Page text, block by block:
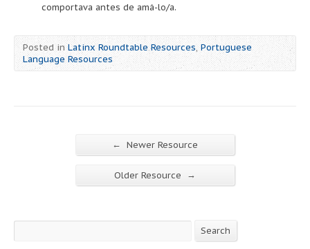
comportava antes de amá-lo/a.
Posted inLatinx Roundtable Resources, Portuguese
Language Resources
← Newer Resource
Older Resource →
Search